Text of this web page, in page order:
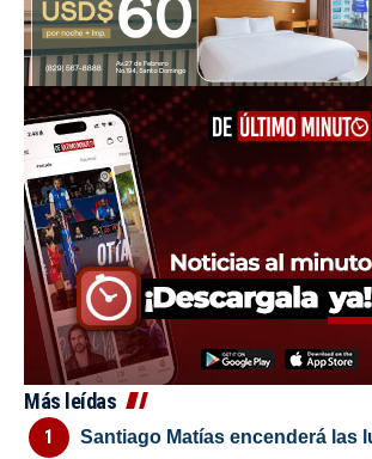
Más leídas
Santiago Matías encenderá las